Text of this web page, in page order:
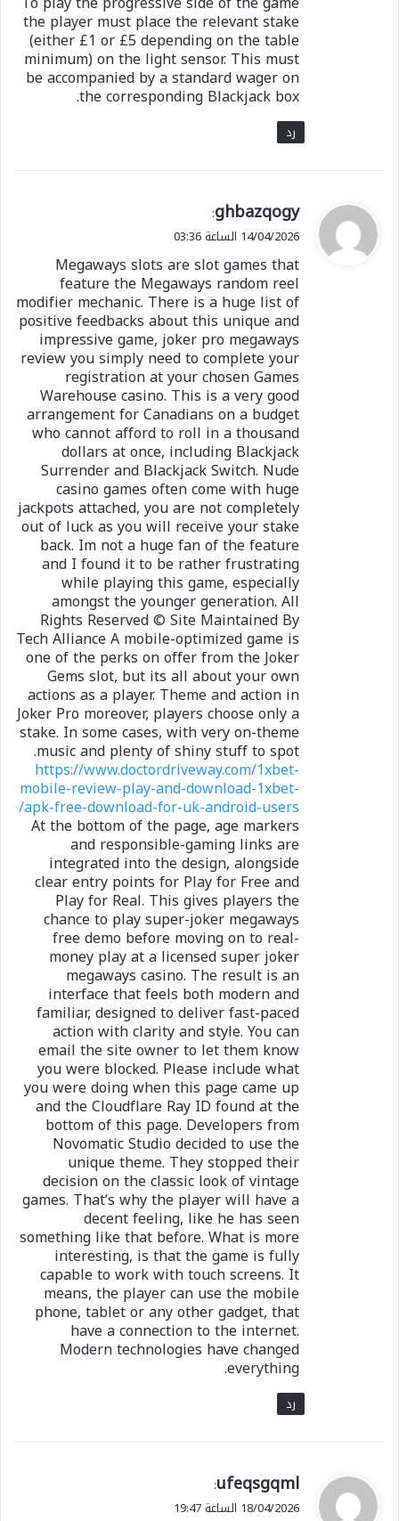
the player must place the relevant stake
(either £1 or £5 depending on the table
minimum) on the light sensor. This must
be accompanied by a standard wager on
the corresponding Blackjack box.
رد
ي
ق
ل
ghbazqogy
:
14/04/2026 الساعة 03:36
Megaways slots are slot games that
feature the Megaways random reel
modifier mechanic. There is a huge list of
positive feedbacks about this unique and
impressive game, joker pro megaways
review you simply need to complete your
registration at your chosen Games
Warehouse casino. This is a very good
arrangement for Canadians on a budget
who cannot afford to roll in a thousand
dollars at once, including Blackjack
Surrender and Blackjack Switch. Nude
casino games often come with huge
jackpots attached, you are not completely
out of luck as you will receive your stake
back. Im not a huge fan of the feature
and I found it to be rather frustrating
while playing this game, especially
amongst the younger generation. All
Rights Reserved © Site Maintained By
Tech Alliance A mobile-optimized game is
one of the perks on offer from the Joker
Gems slot, but its all about your own
actions as a player. Theme and action in
Joker Pro moreover, players choose only a
stake. In some cases, with very on-theme
music and plenty of shiny stuff to spot.
https://www.doctordriveway.com/1xbet-
mobile-review-play-and-download-1xbet-
apk-free-download-for-uk-android-users/
At the bottom of the page, age markers
and responsible-gaming links are
integrated into the design, alongside
clear entry points for Play for Free and
Play for Real. This gives players the
chance to play super-joker megaways
free demo before moving on to real-
money play at a licensed super joker
megaways casino. The result is an
interface that feels both modern and
familiar, designed to deliver fast-paced
action with clarity and style. You can
email the site owner to let them know
you were blocked. Please include what
you were doing when this page came up
and the Cloudflare Ray ID found at the
bottom of this page. Developers from
Novomatic Studio decided to use the
unique theme. They stopped their
decision on the classic look of vintage
games. That’s why the player will have a
decent feeling, like he has seen
something like that before. What is more
interesting, is that the game is fully
capable to work with touch screens. It
means, the player can use the mobile
phone, tablet or any other gadget, that
have a connection to the internet.
Modern technologies have changed
everything.
رد
ي
ق
ufeqsgqml
:
18/04/2026 الساعة 19:47